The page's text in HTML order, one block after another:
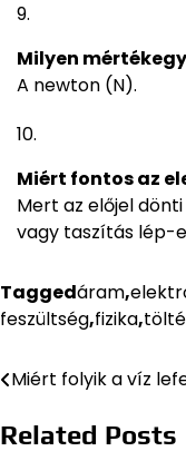
Milyen
A newton (N).
Miért fontos az
Mert az előjel
vagy taszítás lép-
Taggedáram,
feszültség,fizika,
Bejegyzés
navigáció
Miért folyik a víz
Related Posts